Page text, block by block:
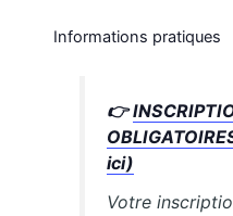
Informations pratiques
👉
ici)
Votre